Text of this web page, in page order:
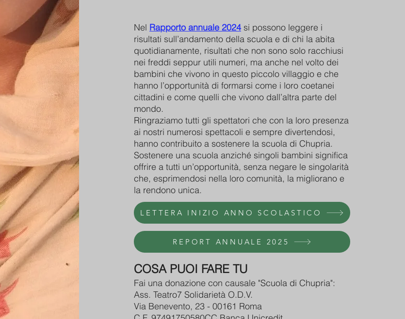
Nel Rapporto annuale 2024 si possono leggere i
risultati sull’andamento della scuola e di chi la abita
quotidianamente, risultati che non sono solo racchiusi
nei freddi seppur utili numeri, ma anche nel volto dei
bambini che vivono in questo piccolo villaggio e che
hanno l’opportunità di formarsi come i loro coetanei
cittadini e come quelli che vivono dall’altra parte del
mondo.
Ringraziamo tutti gli spettatori che con la loro presenza
ai nostri numerosi spettacoli e sempre divertendosi,
hanno contribuito a sostenere la scuola di Chupria.
Sostenere una scuola anziché singoli bambini significa
offrire a tutti un’opportunità, senza negare le singolarità
che, esprimendosi nella loro comunità, la migliorano e
la rendono unica.
LETTERA INIZIO ANNO SCOLASTICO
REPORT ANNUALE 2025
COSA PUOI FARE TU
Fai una donazione con causale "Scuola di Chupria":
Ass. Teatro7 Solidarietà O.D.V.
Via Benevento, 23 - 00161 Roma